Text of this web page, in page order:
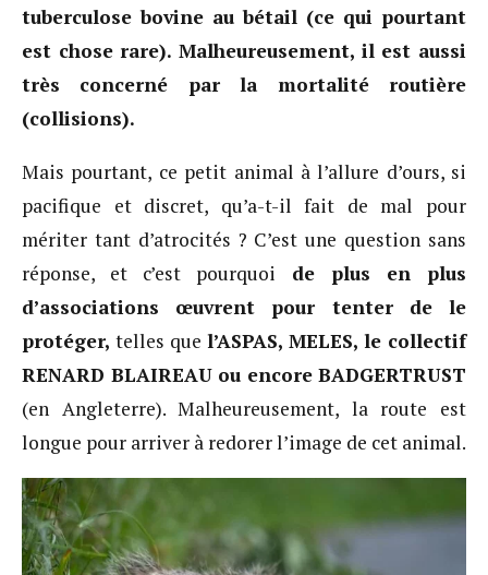
tuberculose bovine au bétail (ce qui pourtant
est chose rare). Malheureusement, il est aussi
très concerné par la mortalité routière
(collisions).
Mais pourtant, ce petit animal à l’allure d’ours, si
pacifique et discret, qu’a-t-il fait de mal pour
mériter tant d’atrocités ? C’est une question sans
réponse, et c’est pourquoi de plus en plus
d’associations œuvrent pour tenter de le
protéger, telles que l’ASPAS, MELES, le collectif
RENARD BLAIREAU ou encore BADGERTRUST
(en Angleterre). Malheureusement, la route est
longue pour arriver à redorer l’image de cet animal.